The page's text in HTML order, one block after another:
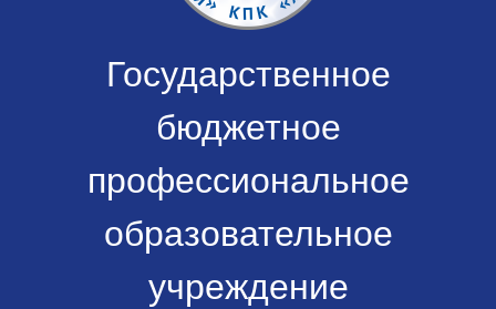
Государственное
бюджетное
профессиональное
образовательное
учреждение